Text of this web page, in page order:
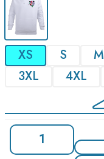
XS S M
3XL
4XL